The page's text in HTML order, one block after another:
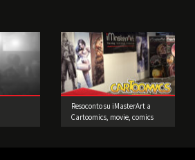
Resoconto su iMasterArt a
Cartoomics, movie, comics